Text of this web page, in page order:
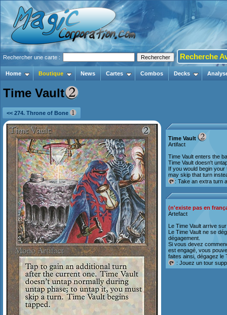
Rechercher une carte : Recherche
Home Boutique News Cartes Combos Decks
Time Vault
<< 274. Throne of Bone
Time Vault
Artifact
Time Vault enters the
Time Vault doesn't
If you would begin your
may skip that turn
: Take an extra turn
(n'existe pas en
Artefact
Le Time Vault arrive
Le Time Vault ne se
dégagement.
Si vous devez
est engagé, vous
faites ainsi, dégagez le
: Jouez un tour